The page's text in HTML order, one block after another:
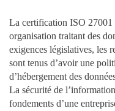
La certification ISO 27001
organisation traitant des
exigences législatives, les
sont tenus d’avoir une
d’hébergement des
La sécurité de
fondements d’une